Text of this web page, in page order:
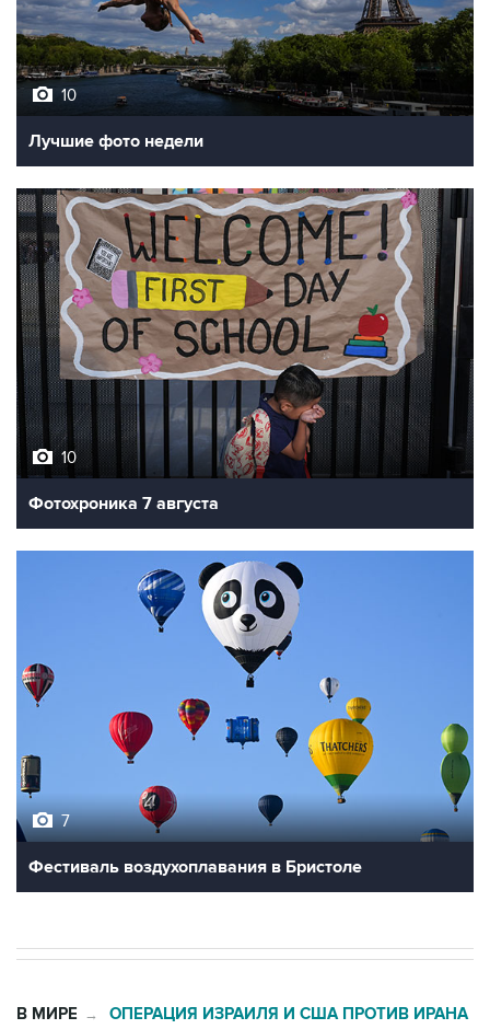
10
Лучшие фото недели
10
Фотохроника 7 августа
Фестиваль воздухоплавания в Бристоле